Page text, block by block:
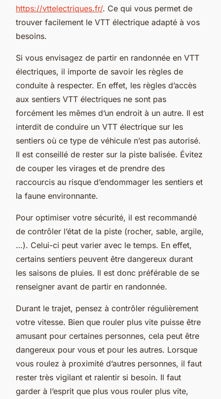
https://vttelectriques.fr/. Ce qui vous permet de
trouver facilement le VTT électrique adapté à vos
besoins.
Si vous envisagez de partir en randonnée en VTT
électriques, il importe de savoir les règles de
conduite à respecter. En effet, les règles d’accès
aux sentiers VTT électriques ne sont pas
forcément les mêmes d’un endroit à un autre. Il est
interdit de conduire un VTT électrique sur les
sentiers où ce type de véhicule n’est pas autorisé.
Il est conseillé de rester sur la piste balisée. Évitez
de couper les virages et de prendre des
raccourcis au risque d’endommager les sentiers et
la faune environnante.
Pour optimiser votre sécurité, il est recommandé
de contrôler l’état de la piste (rocher, sable, argile,
…). Celui-ci peut varier avec le temps. En effet,
certains sentiers peuvent être dangereux durant
les saisons de pluies. Il est donc préférable de se
renseigner avant de partir en randonnée.
Durant le trajet, pensez à contrôler régulièrement
votre vitesse. Bien que rouler plus vite puisse être
amusant pour certaines personnes, cela peut être
dangereux pour vous et pour les autres. Lorsque
vous roulez à proximité d’autres personnes, il faut
rester très vigilant et ralentir si besoin. Il faut
garder à l’esprit que plus vous rouler plus vite,